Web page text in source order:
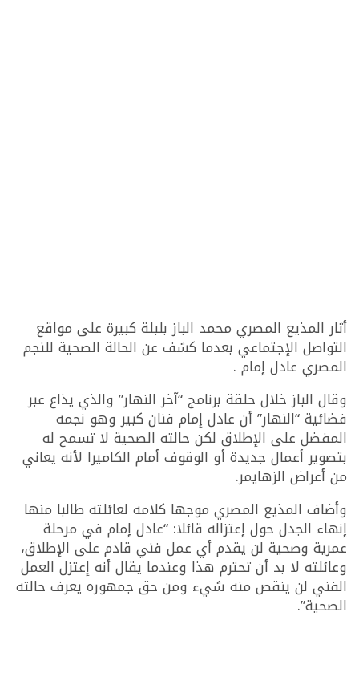
أثار المذيع المصري محمد الباز بلبلة كبيرة على مواقع
التواصل الإجتماعي بعدما كشف عن الحالة الصحية للنجم
المصري عادل إمام .
وقال الباز خلال حلقة برنامج “آخر النهار” والذي يذاع عبر
فضائية “النهار” أن عادل إمام فنان كبير وهو نجمه
المفضل على الإطلاق لكن حالته الصحية لا تسمح له
بتصوير أعمال جديدة أو الوقوف أمام الكاميرا لأنه يعاني
من أعراض الزهايمر.
وأضاف المذيع المصري موجها كلامه لعائلته طالبا منها
إنهاء الجدل حول إعتزاله قائلا: “عادل إمام في مرحلة
عمرية وصحية لن يقدم أي عمل فني قادم على الإطلاق،
وعائلته لا بد أن تحترم هذا وعندما يقال أنه إعتزل العمل
الفني لن ينقص منه شيء ومن حق جمهوره يعرف حالته
الصحية”.